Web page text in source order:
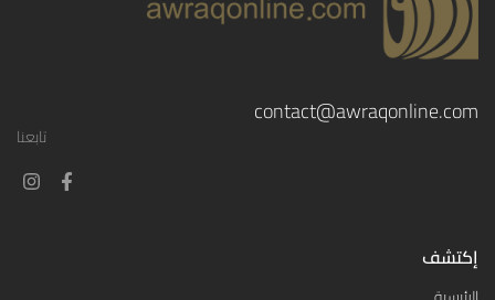
contact@awraqonline.com
تابعنا
إكتشف